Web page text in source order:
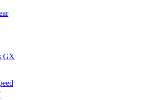
GX